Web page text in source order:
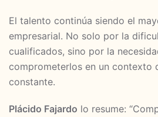
El talento continúa siendo el
empresarial. No solo por la
cualificados, sino por la
comprometerlos en un contexto
constante.
Plácido Fajardo lo resume: